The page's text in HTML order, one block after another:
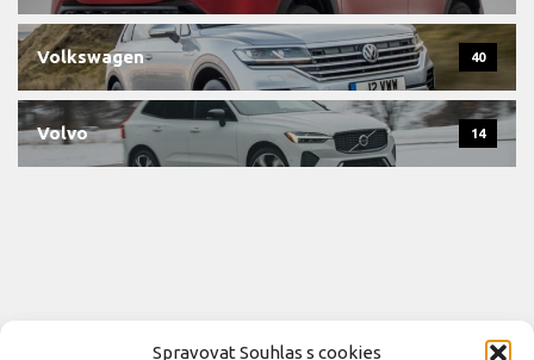
Spravovat Souhlas s cookies
Volkswagen 40
Volvo 14